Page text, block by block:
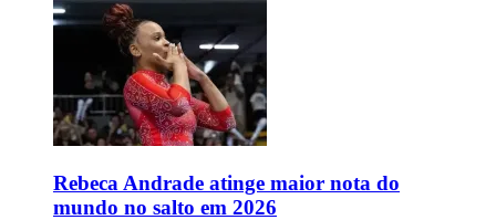
Rebeca Andrade atinge maior nota do
mundo no salto em 2026